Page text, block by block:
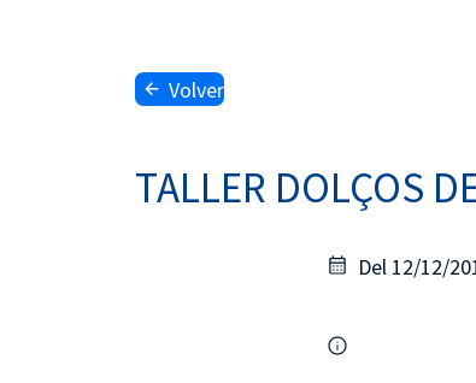
Volver
TALLER DOLÇOS
Del 12/12/